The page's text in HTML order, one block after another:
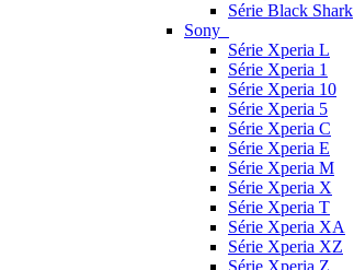
Série Black Shark
Sony
Série Xperia L
Série Xperia 1
Série Xperia 10
Série Xperia 5
Série Xperia C
Série Xperia E
Série Xperia M
Série Xperia X
Série Xperia T
Série Xperia XA
Série Xperia XZ
Série Xperia Z